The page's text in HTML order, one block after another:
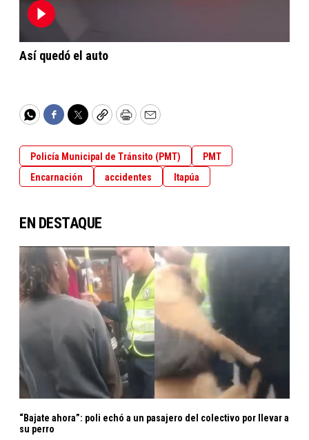
Así quedó el auto
WhatsApp
Facebook
TwitterCopyPrintEmail
Policía Municipal de Tránsito (PMT)
PMT
Encarnación
accidentes Itapúa
EN DESTAQUE
“Bajate ahora”: poli echó a un pasajero del colectivo por llevar a
su perro